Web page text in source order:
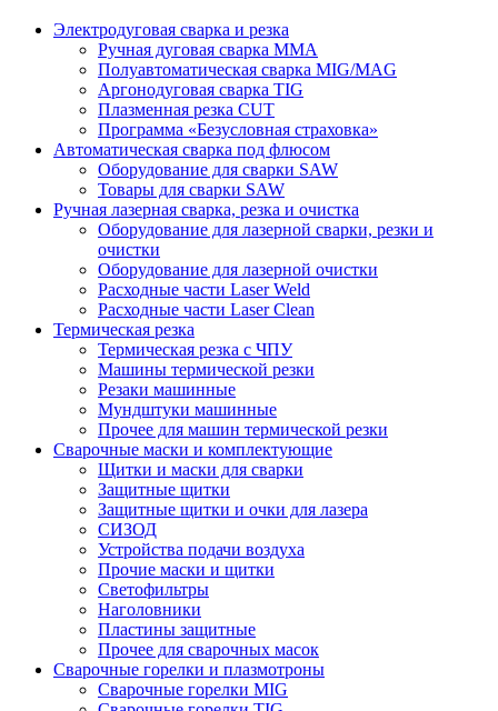
Электродуговая сварка и резка
Ручная дуговая сварка MMA
Полуавтоматическая сварка MIG/MAG
Аргонодуговая сварка TIG
Плазменная резка CUT
Программа «Безусловная страховка»
Автоматическая сварка под флюсом
Оборудование для сварки SAW
Товары для сварки SAW
Ручная лазерная сварка, резка и очистка
Оборудование для лазерной сварки, резки и
очистки
Оборудование для лазерной очистки
Расходные части Laser Weld
Расходные части Laser Clean
Термическая резка
Термическая резка с ЧПУ
Машины термической резки
Резаки машинные
Мундштуки машинные
Прочее для машин термической резки
Сварочные маски и комплектующие
Щитки и маски для сварки
Защитные щитки
Защитные щитки и очки для лазера
СИЗОД
Устройства подачи воздуха
Прочие маски и щитки
Светофильтры
Наголовники
Пластины защитные
Прочее для сварочных масок
Сварочные горелки и плазмотроны
Сварочные горелки MIG